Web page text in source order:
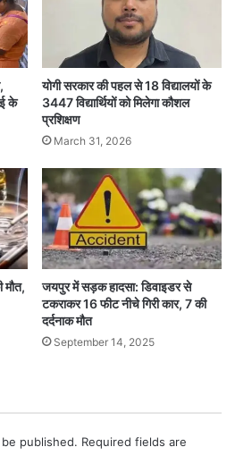
के
योगी सरकार की पहल से 18 विद्यालयों के
3447 विद्यार्थियों को मिलेगा कौशल
प्रशिक्षण
March 31, 2026
जयपुर में सड़क हादसा: डिवाइडर से
टकराकर 16 फीट नीचे गिरी कार, 7 की
दर्दनाक मौत
September 14, 2025
published. Required fields are